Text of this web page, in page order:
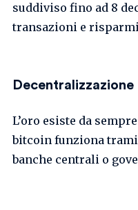
suddiviso fino ad 8
transazioni e
Decentralizzazione
L’oro esiste da
bitcoin funziona
banche centrali o